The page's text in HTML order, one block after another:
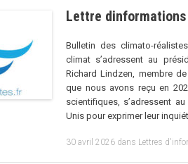
Lettre dinformations
Bulletin des climato-
climat s’adressent au
Richard Lindzen, membre
que nous avons reçu en
scientifiques, s’adressent
Unis pour exprimer leur
30 avril 2026 dans Lettres